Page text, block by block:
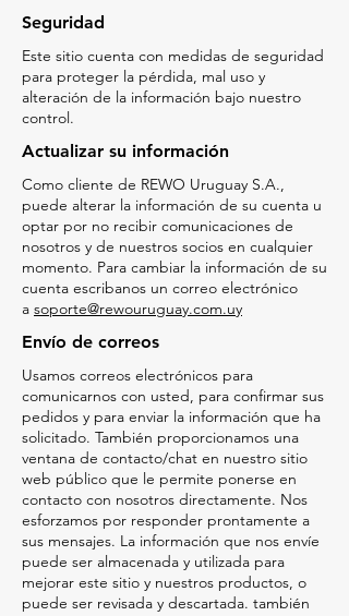
Seguridad
Este sitio cuenta con medidas de seguridad
para proteger la pérdida, mal uso y
alteración de la información bajo nuestro
control.
Actualizar su información
Como cliente de REWO Uruguay S.A.,
puede alterar la información de su cuenta u
optar por no recibir comunicaciones de
nosotros y de nuestros socios en cualquier
momento. Para cambiar la información de su
cuenta escribanos un correo electrónico
a soporte@rewouruguay.com.uy
Envío de correos
Usamos correos electrónicos para
comunicarnos con usted, para confirmar sus
pedidos y para enviar la información que ha
solicitado. También proporcionamos una
ventana de contacto/chat en nuestro sitio
web público que le permite ponerse en
contacto con nosotros directamente. Nos
esforzamos por responder prontamente a
sus mensajes. La información que nos envíe
puede ser almacenada y utilizada para
mejorar este sitio y nuestros productos, o
puede ser revisada y descartada. también